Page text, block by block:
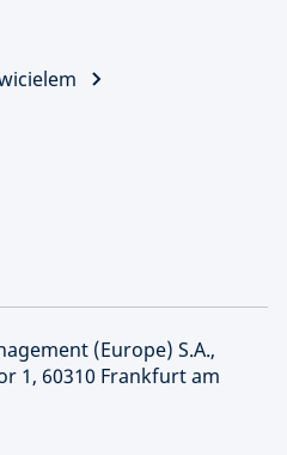
(Europe) S.A.,
1, 60310 Frankfurt am